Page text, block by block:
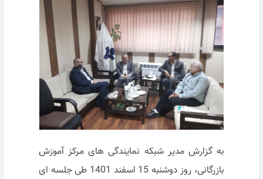
به گزارش مدیر شبکه نمایندگی های مرکز آموزش
بازرگانی، روز دوشنبه 15 اسفند 1401 طی جلسه ای